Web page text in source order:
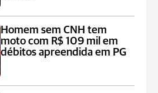
Homem sem CNH tem
moto com R$ 109 mil em
débitos apreendida em PG